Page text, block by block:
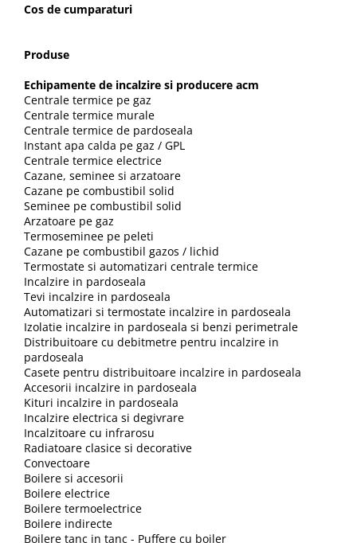
Solutii de curatare si tratare
Pompe de caldura
Contoare energie termica
Sisteme de degivrare
Incalzitoare pe motorina / gaz
Generatoare de abur
Distribuitoare si butelii de
egalizare
Pompe de circulatie si accesorii
Vase de expansiune termice
Detectoare si regulatoare de gaz si
fum
Producere apa calda menajera
Boilere
Rezervoare de acumulare
Instant apa calda pe gaz / GPL
Panouri solare si fotovoltaice
Panouri solare cu tuburi vidate
Panouri solare plane
Pachete complete panouri solare
Echipamente pentru panouri
solare
Panouri solare fotovoltaice
Cos de cumparaturi
Produse
Echipamente de incalzire si producere acm
Centrale termice pe gaz
Centrale termice murale
Centrale termice de pardoseala
Instant apa calda pe gaz / GPL
Centrale termice electrice
Cazane, seminee si arzatoare
Cazane pe combustibil solid
Seminee pe combustibil solid
Arzatoare pe gaz
Termoseminee pe peleti
Cazane pe combustibil gazos / lichid
Termostate si automatizari centrale termice
Incalzire in pardoseala
Tevi incalzire in pardoseala
Automatizari si termostate incalzire in pardoseala
Izolatie incalzire in pardoseala si benzi perimetrale
Distribuitoare cu debitmetre pentru incalzire in
pardoseala
Casete pentru distribuitoare incalzire in pardoseala
Accesorii incalzire in pardoseala
Kituri incalzire in pardoseala
Incalzire electrica si degivrare
Incalzitoare cu infrarosu
Radiatoare clasice si decorative
Convectoare
Boilere si accesorii
Boilere electrice
Boilere termoelectrice
Boilere indirecte
Boilere tanc in tanc - Puffere cu boiler